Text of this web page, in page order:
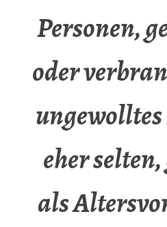
Personen,
oder
eher
als